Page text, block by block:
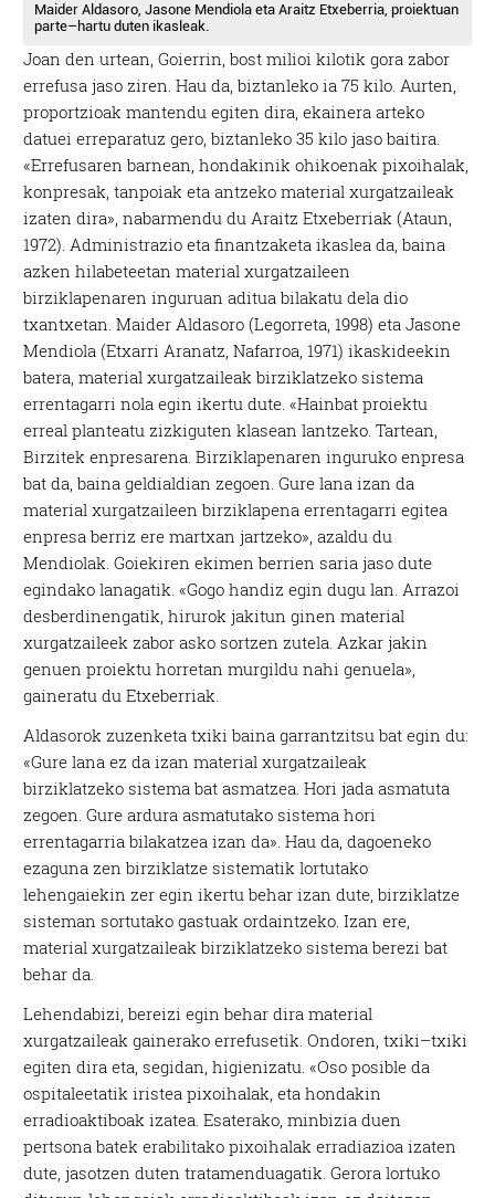
Maider Aldasoro, Jasone Mendiola eta Araitz Etxeberria, proiektuan
parte–hartu duten ikasleak.
Joan den urtean, Goierrin, bost milioi kilotik gora zabor
errefusa jaso ziren. Hau da, biztanleko ia 75 kilo. Aurten,
proportzioak mantendu egiten dira, ekainera arteko
datuei erreparatuz gero, biztanleko 35 kilo jaso baitira.
«Errefusaren barnean, hondakinik ohikoenak pixoihalak,
konpresak, tanpoiak eta antzeko material xurgatzaileak
izaten dira», nabarmendu du Araitz Etxeberriak (Ataun,
1972). Administrazio eta finantzaketa ikaslea da, baina
azken hilabeteetan material xurgatzaileen
birziklapenaren inguruan aditua bilakatu dela dio
txantxetan. Maider Aldasoro (Legorreta, 1998) eta Jasone
Mendiola (Etxarri Aranatz, Nafarroa, 1971) ikaskideekin
batera, material xurgatzaileak birziklatzeko sistema
errentagarri nola egin ikertu dute. «Hainbat proiektu
erreal planteatu zizkiguten klasean lantzeko. Tartean,
Birzitek enpresarena. Birziklapenaren inguruko enpresa
bat da, baina geldialdian zegoen. Gure lana izan da
material xurgatzaileen birziklapena errentagarri egitea
enpresa berriz ere martxan jartzeko», azaldu du
Mendiolak. Goiekiren ekimen berrien saria jaso dute
egindako lanagatik. «Gogo handiz egin dugu lan. Arrazoi
desberdinengatik, hirurok jakitun ginen material
xurgatzaileek zabor asko sortzen zutela. Azkar jakin
genuen proiektu horretan murgildu nahi genuela»,
gaineratu du Etxeberriak.
Aldasorok zuzenketa txiki baina garrantzitsu bat egin du:
«Gure lana ez da izan material xurgatzaileak
birziklatzeko sistema bat asmatzea. Hori jada asmatuta
zegoen. Gure ardura asmatutako sistema hori
errentagarria bilakatzea izan da». Hau da, dagoeneko
ezaguna zen birziklatze sistematik lortutako
lehengaiekin zer egin ikertu behar izan dute, birziklatze
sisteman sortutako gastuak ordaintzeko. Izan ere,
material xurgatzaileak birziklatzeko sistema berezi bat
behar da.
Lehendabizi, bereizi egin behar dira material
xurgatzaileak gainerako errefusetik. Ondoren, txiki–txiki
egiten dira eta, segidan, higienizatu. «Oso posible da
ospitaleetatik iristea pixoihalak, eta hondakin
erradioaktiboak izatea. Esaterako, minbizia duen
pertsona batek erabilitako pixoihalak erradiazioa izaten
dute, jasotzen duten tratamenduagatik. Gerora lortuko